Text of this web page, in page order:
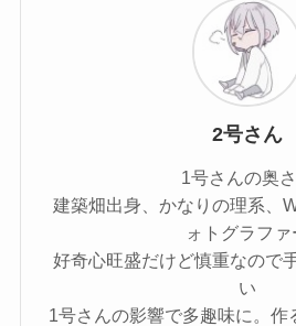
2号さん
1号さんの奥
建築畑出身、かなりの理系、
ォトグラファ
好奇心旺盛だけど慎重なので
い
1号さんの影響で多趣味に。作